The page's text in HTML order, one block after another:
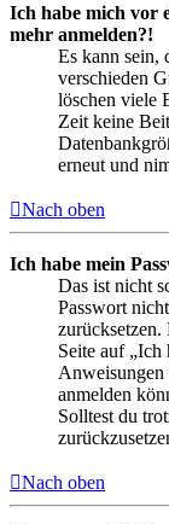
Ich habe mich vor
mehr anmelden?!
Es kann sein,
verschieden
löschen viele
Zeit keine
erneut und
Nach oben
Ich habe mein
Das ist nicht
Passwort
Seite auf „Ich
Anweisungen
anmelden
Solltest du
Nach oben